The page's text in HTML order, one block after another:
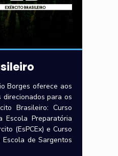
Borges oferece aos
para os
Brasileiro: Curso
Escola Preparatória
(EsPCEx) e Curso
de Sargentos